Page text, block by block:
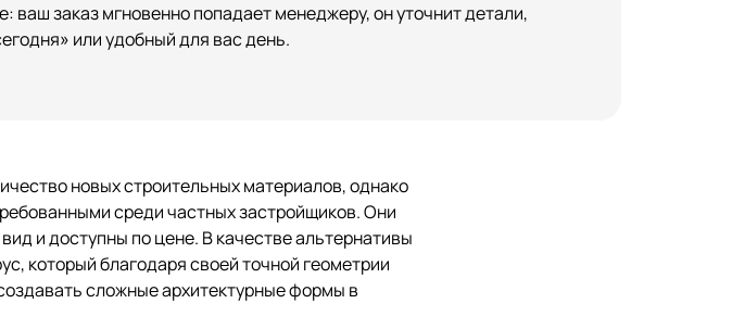
ваш заказ мгновенно попадает менеджеру, он уточнит детали,
или удобный для вас день.
новых строительных материалов, однако
среди частных застройщиков. Они
и доступны по цене. В качестве альтернативы
который благодаря своей точной геометрии
сложные архитектурные формы в